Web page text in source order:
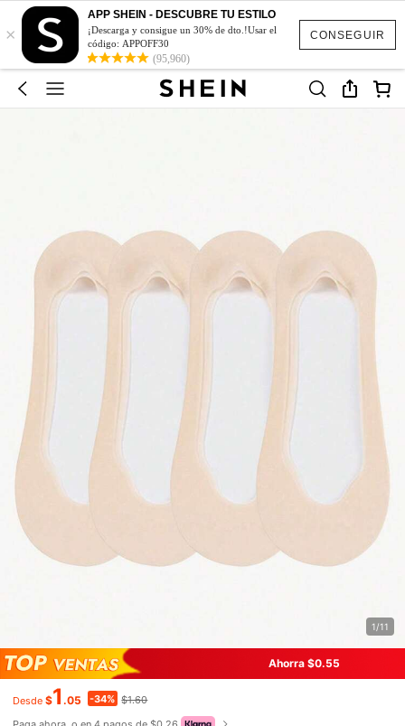
CONSEGUIR
×
APP SHEIN - DESCUBRE TU ESTILO
¡Descarga y consigue un 30% de dto.!Usar el
código: APPOFF30
(95,960)
1/11
Ahorra $0.55
Desde $1 .05 -34% $1.60